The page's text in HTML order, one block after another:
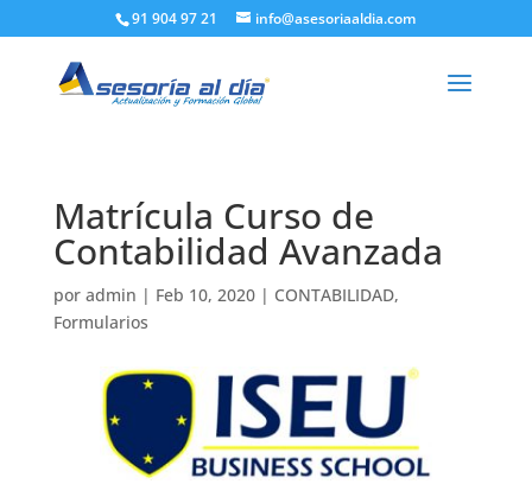
91 904 97 21 info@asesoriaaldia.com
Matrícula Curso de
Contabilidad Avanzada
por admin | Feb 10, 2020| CONTABILIDAD,
Formularios